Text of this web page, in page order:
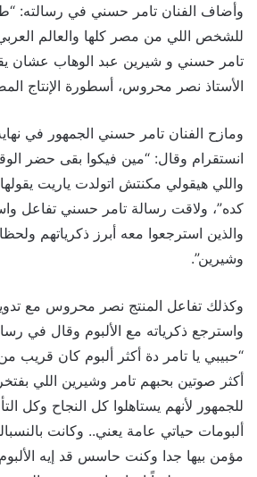
وأضاف الفنان تامر حسني في رسالته:
للشخص اللي من مصر كلها والعالم
تامر حسني و شيرين عبد الوهاب عشان
الأستاذ نصر محروس، أسطورة الإنتاج
ومازح الفنان تامر حسني الجمهور في
انستقرام وقال: “مين فيكوا بقى حضر
واللي هيقولي مكنتش اتولدت ياريت
كده”، ولاقت رسالة تامر حسني تفاعل
والذين استرجعوا معه أبرز ذكرياتهم
وشيرين”.
وكذلك تفاعل المنتج نصر محروس مع
واسترجع ذكرياته مع الألبوم وقال في
“حبيبي يا تامر دة أكثر ألبوم كان قريب
أكثر صوتين بحبهم تامر وشيرين اللي
للجمهور لأنهم يستاهلوا كل النجاح وكل
ألبومات حياتي عامة يعني.. وكانت
مؤمن بيها جدا وكنت حاسس قد إيه